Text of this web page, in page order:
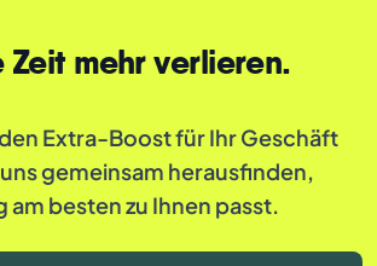
Zeit mehr verlieren.
Extra-Boost für Ihr Geschäft
gemeinsam herausfinden,
am besten zu Ihnen passt.